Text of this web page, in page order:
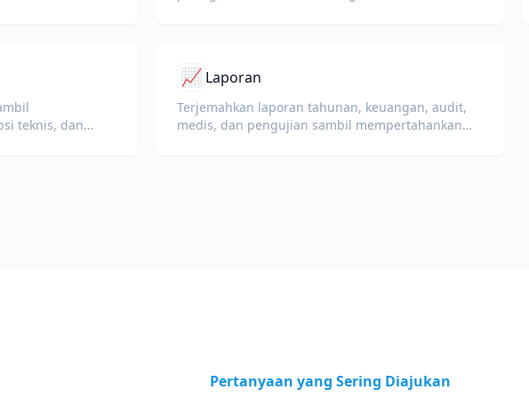
teknis, dan
📈 Laporan
Terjemahkan laporan tahunan, keuangan, audit,
medis, dan pengujian sambil mempertahankan
Pertanyaan yang Sering Diajukan